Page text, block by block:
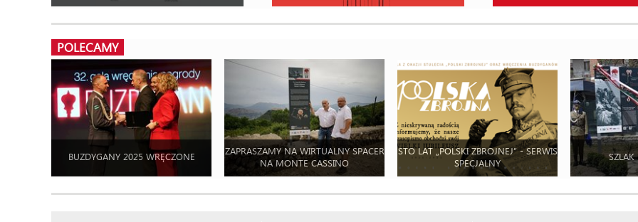
POLECAMY
BUZDYGANY 2025 WRĘCZONE
ZAPRASZAMY NA WIRTUALNY SPACER
NA MONTE CASSINO
STO LAT „POLSKI ZBROJNEJ” - SERWIS
SPECJALNY
SZLAK